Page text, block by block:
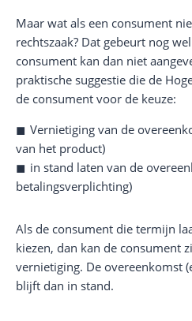
Maar wat als een consument
rechtszaak? Dat gebeurt nog
consument kan dan niet
praktische suggestie die de
de consument voor de keuze:
Vernietiging van de
van het product)
in stand laten van de
betalingsverplichting)
Als de consument die termijn
kiezen, dan kan de consument
vernietiging. De overeenkomst
blijft dan in stand.